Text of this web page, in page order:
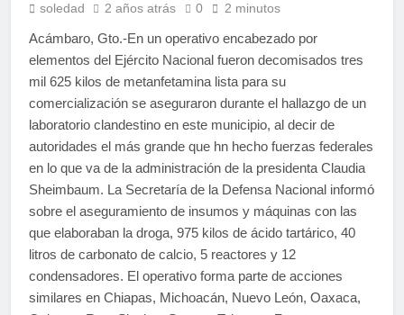
soledad 2 años atrás 0 2 minutos
Acámbaro, Gto.-En un operativo encabezado por
elementos del Ejército Nacional fueron decomisados tres
mil 625 kilos de metanfetamina lista para su
comercialización se aseguraron durante el hallazgo de un
laboratorio clandestino en este municipio, al decir de
autoridades el más grande que hn hecho fuerzas federales
en lo que va de la administración de la presidenta Claudia
Sheimbaum. La Secretaría de la Defensa Nacional informó
sobre el aseguramiento de insumos y máquinas con las
que elaboraban la droga, 975 kilos de ácido tartárico, 40
litros de carbonato de calcio, 5 reactores y 12
condensadores. El operativo forma parte de acciones
similares en Chiapas, Michoacán, Nuevo León, Oaxaca,